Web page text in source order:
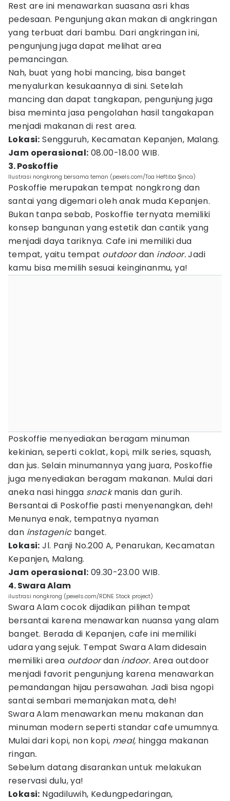
Rest are ini menawarkan suasana asri khas
pedesaan. Pengunjung akan makan di angkringan
yang terbuat dari bambu. Dari angkringan ini,
pengunjung juga dapat melihat area
pemancingan.
Nah, buat yang hobi mancing, bisa banget
menyalurkan kesukaannya di sini. Setelah
mancing dan dapat tangkapan, pengunjung juga
bisa meminta jasa pengolahan hasil tangakapan
menjadi makanan di rest area.
Lokasi: Sengguruh, Kecamatan Kepanjen, Malang.
Jam operasional: 08.00-18.00 WIB.
3. Poskoffie
Ilustrasi nongkrong bersama teman (pexels.com/Toa Heftiba Şinca)
Poskoffie merupakan tempat nongkrong dan
santai yang digemari oleh anak muda Kepanjen.
Bukan tanpa sebab, Poskoffie ternyata memiliki
konsep bangunan yang estetik dan cantik yang
menjadi daya tariknya. Cafe ini memiliki dua
tempat, yaitu tempat outdoordan indoor.Jadi
kamu bisa memilih sesuai keinginanmu, ya!
Poskoffie menyediakan beragam minuman
kekinian, seperti coklat, kopi, milk series, squash,
dan jus. Selain minumannya yang juara, Poskoffie
juga menyediakan beragam makanan. Mulai dari
aneka nasi hingga snackmanis dan gurih.
Bersantai di Poskoffie pasti menyenangkan, deh!
Menunya enak, tempatnya nyaman
dan instagenic banget.
Lokasi: Jl. Panji No.200 A, Penarukan, Kecamatan
Kepanjen, Malang.
Jam operasional: 09.30-23.00 WIB.
4. Swara Alam
ilustrasi nongkrong (pexels.com/RDNE Stock project)
Swara Alam cocok dijadikan pilihan tempat
bersantai karena menawarkan nuansa yang alam
banget. Berada di Kepanjen, cafe ini memiliki
udara yang sejuk. Tempat Swara Alam didesain
memiliki area outdoordan indoor. Area outdoor
menjadi favorit pengunjung karena menawarkan
pemandangan hijau persawahan. Jadi bisa ngopi
santai sembari memanjakan mata, deh!
Swara Alam menawarkan menu makanan dan
minuman modern seperti standar cafe umumnya.
Mulai dari kopi, non kopi, meal, hingga makanan
ringan.
Sebelum datang disarankan untuk melakukan
reservasi dulu, ya!
Lokasi: Ngadiluwih, Kedungpedaringan,